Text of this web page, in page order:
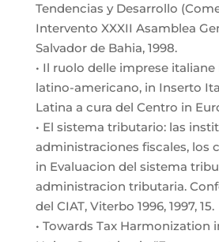
Tendencias y Desarrollo
Intervento XXXII Asamblea
Salvador de Bahia, 1998.
• Il ruolo delle imprese
latino-americano, in Inserto
Latina a cura del Centro in
• El sistema tributario: las
administraciones fiscales, los
in Evaluacion del sistema
administracion tributaria.
del CIAT, Viterbo 1996, 1997, 15.
• Towards Tax Harmonization